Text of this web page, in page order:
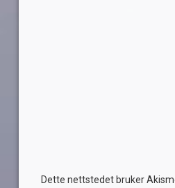
Dette nettstedet bruker